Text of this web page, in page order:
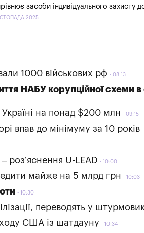
засоби індивідуального захисту
2025
1000 військових рф 08:13
НАБУ корупційної схеми
Україні на понад $200 млн 09:15
впав до мінімуму за 10 років
роз’яснення U-LEAD 10:00
майже на 5 млрд грн 10:03
10:30
переводять у
США із шатдауну 10:34